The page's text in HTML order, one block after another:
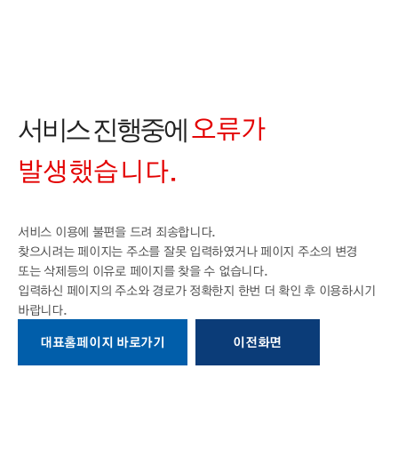
서비스 진행중에오류가
발생했습니다.
서비스 이용에 불편을 드려 죄송합니다.
찾으시려는 페이지는 주소를 잘못 입력하였거나 페이지 주소의 변경
또는 삭제등의 이유로 페이지를 찾을 수 없습니다.
입력하신 페이지의 주소와 경로가 정확한지 한번 더 확인 후 이용하시기
바랍니다.
대표홈페이지 바로가기 이전화면